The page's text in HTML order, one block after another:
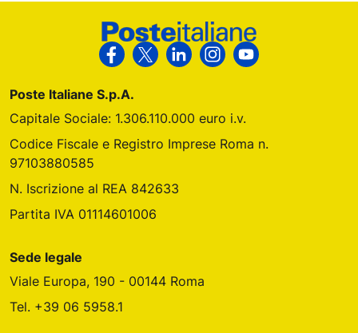
Footer Poste Italiane
Segui Poste Italiane su Facebook
Segui Poste Italiane su X
Segui Poste Italiane su
Segui Poste Italiane
Segui Poste
Poste Italiane S.p.A.
Capitale Sociale: 1.306.110.000 euro i.v.
Codice Fiscale e Registro Imprese Roma n.
97103880585
N. Iscrizione al REA 842633
Partita IVA 01114601006
Sede legale
Viale Europa, 190 - 00144 Roma
Tel. +39 06 5958.1